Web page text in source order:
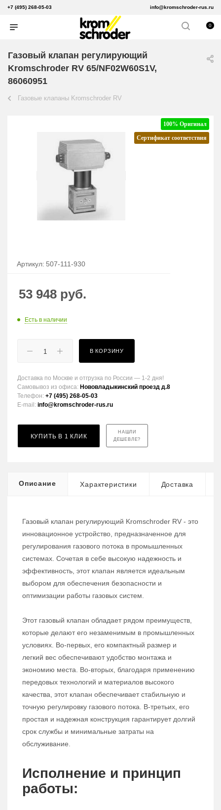
+7 (495) 268-05-03 info@kromschroder-rus.ru
0
Газовый клапан регулирующий
Kromschroder RV 65/NF02W60S1V,
86060951
Газовые клапаны Kromschroder RV
100% Оригинал
Сертификат соответствия
Артикул: 507-111-930
53 948 руб.
Есть в наличии
В КОРЗИНУ
Доставка по Москве и отгрузка по России — 1-2 дня!
Самовывоз из офиса: Нововладыкинский проезд д.8
Телефон: +7 (495) 268-05-03
E-mail: info@kromschroder-rus.ru
КУПИТЬ В 1 КЛИК
НАШЛИ
ДЕШЕВЛЕ?
Описание Характеристики Доставка
Газовый клапан регулирующий Kromschroder RV - это
инновационное устройство, предназначенное для
регулирования газового потока в промышленных
системах. Сочетая в себе высокую надежность и
эффективность, этот клапан является идеальным
выбором для обеспечения безопасности и
оптимизации работы газовых систем.
Этот газовый клапан обладает рядом преимуществ,
которые делают его незаменимым в промышленных
условиях. Во-первых, его компактный размер и
легкий вес обеспечивают удобство монтажа и
экономию места. Во-вторых, благодаря применению
передовых технологий и материалов высокого
качества, этот клапан обеспечивает стабильную и
точную регулировку газового потока. В-третьих, его
простая и надежная конструкция гарантирует долгий
срок службы и минимальные затраты на
обслуживание.
Исполнение и принцип
работы: